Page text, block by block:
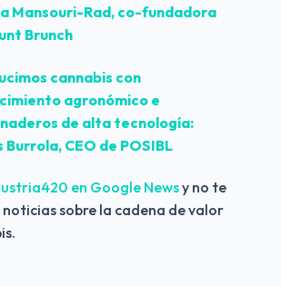
Mansouri-Rad, co-fundadora
Brunch
cannabis con
agronómico e
de alta tecnología:
Burrola, CEO de POSIBL
en Google News y no te
noticias sobre la cadena de valor